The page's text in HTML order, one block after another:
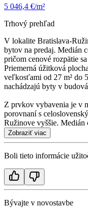
5 046,4 €/m²
Trhový prehľad
V lokalite Bratislava-
bytov na predaj. Medián
pričom cenové rozpätie
Priemerná úžitková
veľkosťami od 27 m² do
nachádzajú byty v
Z prvkov vybavenia je v
porovnaní s
Ružinove vyššie. Medián
Zobraziť viac
Boli tieto informácie
Bývajte v novostavbe